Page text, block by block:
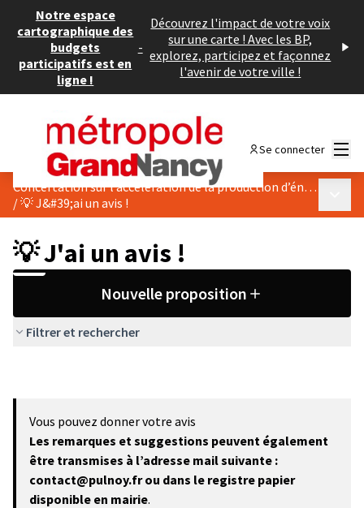
Notre espace
cartographique des
budgets
participatifs est en
ligne !
-
Découvrez l'impact de votre voix
sur une carte ! Avec les BP,
explorez, participez et façonnez
l'avenir de votre ville !
Se connecter
Concertation sur l’accélération de la production d’énergies renouvelables de Pulnoy
/💡 J&#39;ai un avis !
💡 J'ai un avis !
Nouvelle proposition
Filtrer et rechercher
Vous pouvez donner votre avis
Les remarques et suggestions peuvent également
être transmises à l’adresse mail suivante :
contact@pulnoy.fr ou dans le registre papier
disponible en mairie.